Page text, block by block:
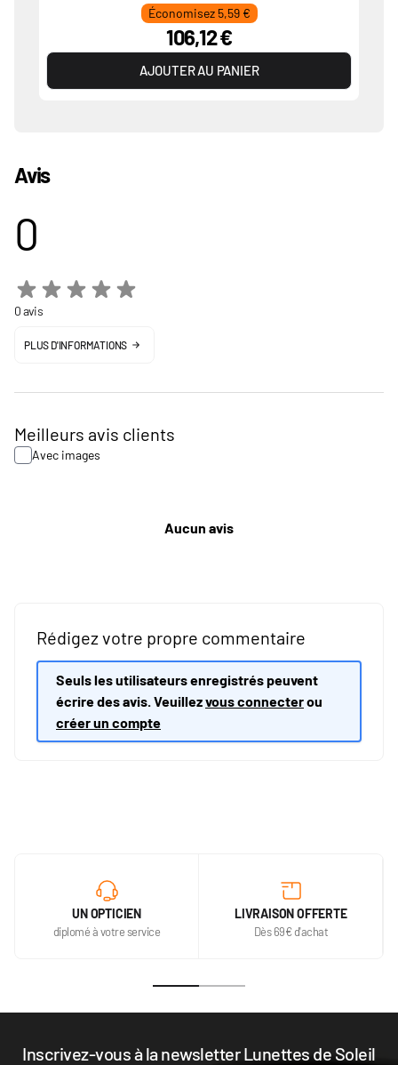
Économisez 5,59 €
106,12 €
AJOUTER AU PANIER
Avis
0
0 avis
PLUS D'INFORMATIONS
Meilleurs avis clients
Avec images
Aucun avis
Rédigez votre propre commentaire
Seuls les utilisateurs enregistrés peuvent
écrire des avis. Veuillezvous connecterou
créer un compte
UN OPTICIEN
diplomé à votre service
LIVRAISON OFFERTE
Dès 69€ d'achat
Inscrivez-vous à la newsletter Lunettes de Soleil